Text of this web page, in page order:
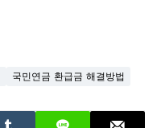
국민연금 환급금 해결방법